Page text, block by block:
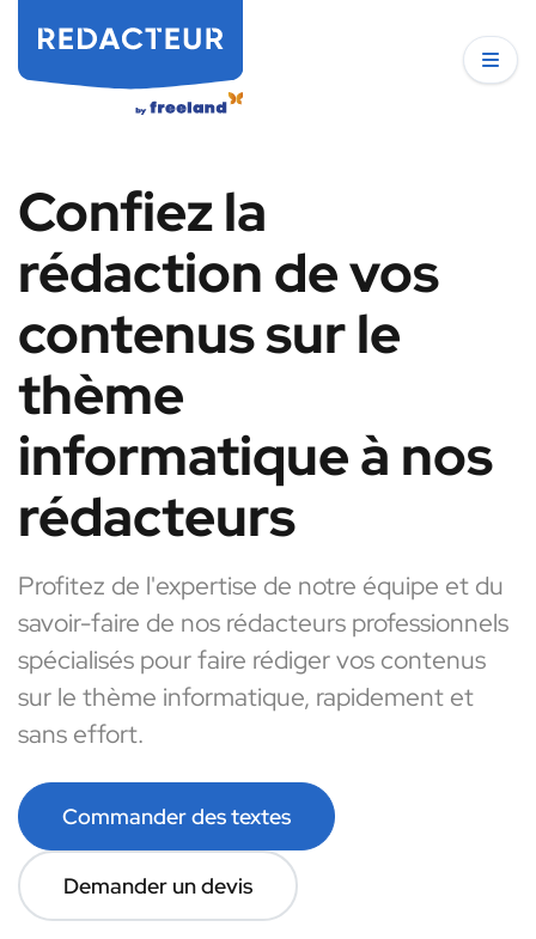
Confiez la
rédaction de vos
contenus sur le
thème
informatique à nos
rédacteurs
Profitez de l'expertise de notre équipe et du
savoir-faire de nos rédacteurs professionnels
spécialisés pour faire rédiger vos contenus
sur le thème informatique, rapidement et
sans effort.
Commander des textes
Demander un devis